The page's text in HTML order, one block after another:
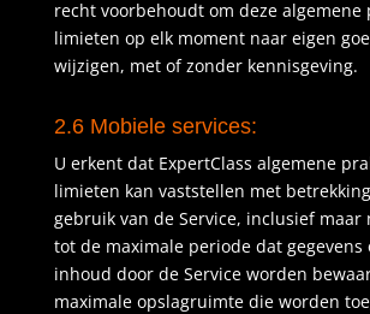
recht voorbehoudt om deze algemene
limieten op elk moment naar eigen
wijzigen, met of zonder kennisgeving.
2.6 Mobiele services:
U erkent dat ExpertClass algemene
limieten kan vaststellen met
gebruik van de Service, inclusief maar
tot de maximale periode dat gegevens
inhoud door de Service worden
maximale opslagruimte die worden